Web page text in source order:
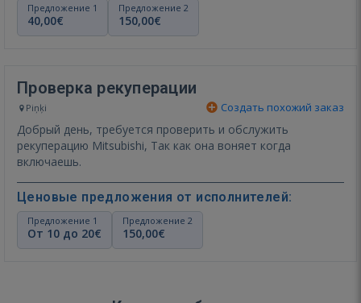
Предложение 1
40,00€
Предложение 2
150,00€
Проверка рекуперации
Piņķi Создать похожий заказ
Добрый день, требуется проверить и обслужить
рекуперацию Mitsubishi, Так как она воняет когда
включаешь.
Ценовые предложения от исполнителей:
Предложение 1
От 10 до 20€
Предложение 2
150,00€